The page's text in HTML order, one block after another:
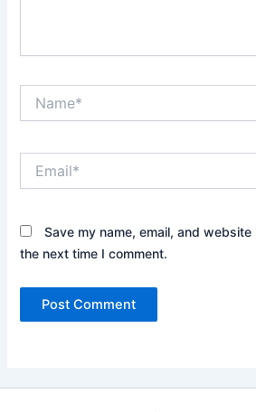
Save my name, email, and
the next time I comment.